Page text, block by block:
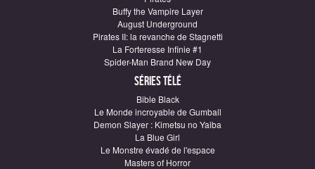
Buffy the Vampire Layer
August Underground
Pirates II: la revanche de Stagnetti
La Forteresse Infinie #1
Spider-Man Brand New Day
Séries télé
Bible Black
Le Monde incroyable de Gumball
Demon Slayer : Kimetsu no Yaiba
La Blue Girl
Le Monstre évadé de l'espace
Masters of Horror